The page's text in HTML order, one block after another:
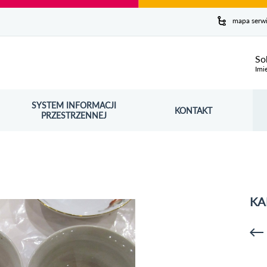
mapa
SYSTEM INFORMACJI
PRZESTRZENNEJ
OTWORZY SIĘ W NOWYM OKNIE KONTAKT